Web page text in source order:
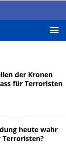
der Kronen
für Terroristen
heute wahr
Terroristen?